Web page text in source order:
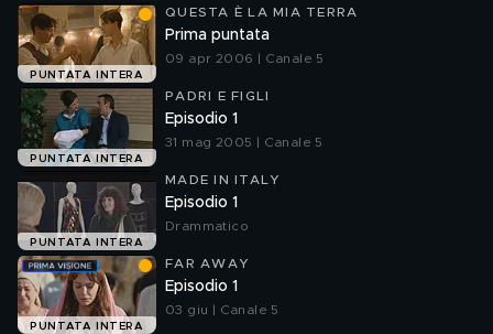
PUNTATA INTERA
QUESTA È LA MIA TERRA
Prima puntata
09 apr 2006 | Canale 5
PUNTATA INTERA
PADRI E FIGLI
Episodio 1
31 mag 2005 | Canale 5
PUNTATA INTERA
MADE IN ITALY
Episodio 1
Drammatico
PUNTATA INTERA
FAR AWAY
Episodio 1
03 giu | Canale 5